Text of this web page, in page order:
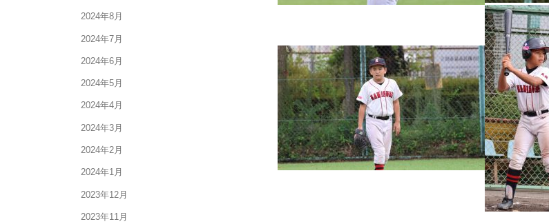
2024年8月
2024年7月
2024年6月
2024年5月
2024年4月
2024年3月
2024年2月
2024年1月
2023年12月
2023年11月